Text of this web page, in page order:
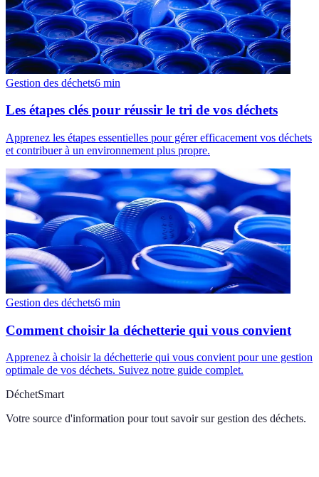
Gestion des déchets6 min
Les étapes clés pour réussir le tri de vos déchets
Apprenez les étapes essentielles pour gérer efficacement vos déchets
et contribuer à un environnement plus propre.
Gestion des déchets6 min
Comment choisir la déchetterie qui vous convient
Apprenez à choisir la déchetterie qui vous convient pour une gestion
optimale de vos déchets. Suivez notre guide complet.
DéchetSmart
Votre source d'information pour tout savoir sur gestion des déchets.